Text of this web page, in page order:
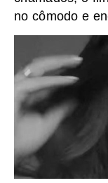
no cômodo e